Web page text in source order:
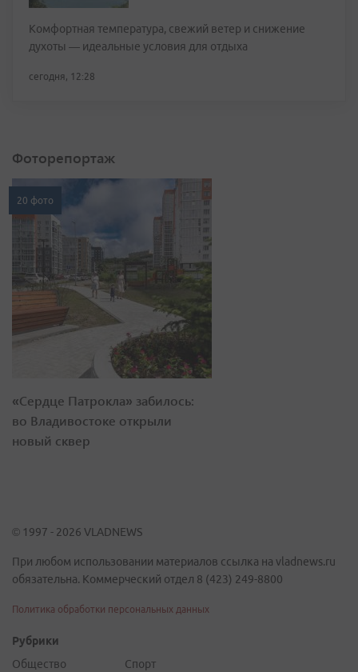
Комфортная температура, свежий ветер и снижение
духоты — идеальные условия для отдыха
сегодня, 12:28
Фоторепортаж
20 фото
«Сердце Патрокла» забилось:
во Владивостоке открыли
новый сквер
© 1997 - 2026 VLADNEWS
При любом использовании материалов ссылка на vladnews.ru
обязательна. Коммерческий отдел 8 (423) 249-8800
Политика обработки персональных данных
Рубрики
Общество
Спорт